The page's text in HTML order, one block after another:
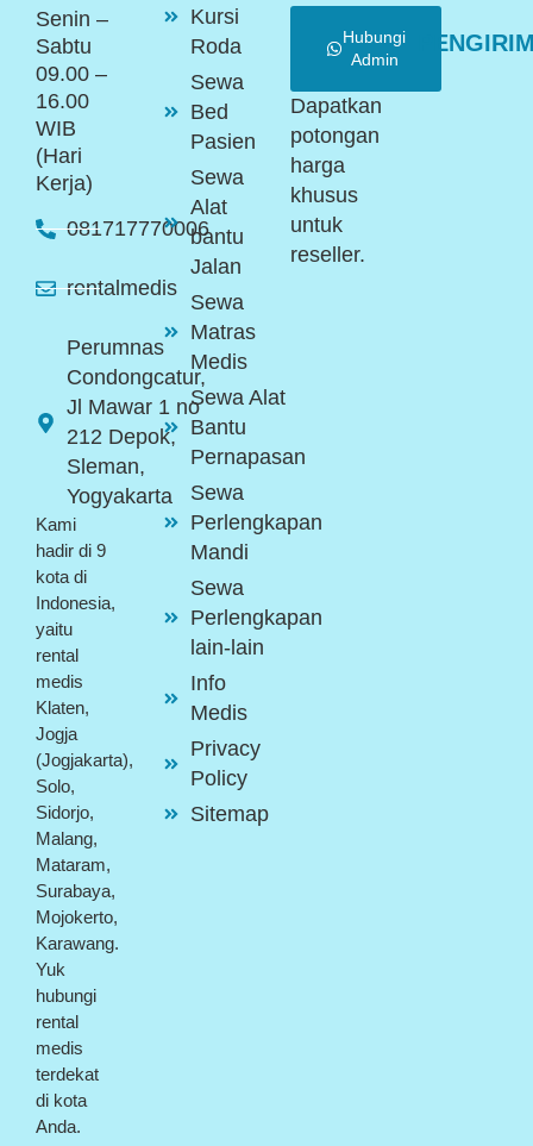
Senin –
Sabtu
09.00 –
16.00
WIB
(Hari
Kerja)
081717770006
rentalmedis
Perumnas
Condongcatur,
Jl Mawar 1 no
212 Depok,
Sleman,
Yogyakarta
Kami
hadir di 9
kota di
Indonesia,
yaitu
rental
medis
Klaten,
Jogja
(Jogjakarta),
Solo,
Sidorjo,
Malang,
Mataram,
Surabaya,
Mojokerto,
Karawang.
Yuk
hubungi
rental
medis
terdekat
di kota
Anda.
Kursi
Roda
Sewa
Bed
Pasien
Sewa
Alat
bantu
Jalan
Sewa
Matras
Medis
Sewa Alat
Bantu
Pernapasan
Sewa
Perlengkapan
Mandi
Sewa
Perlengkapan
lain-lain
Info
Medis
Privacy
Policy
Sitemap
Hubungi
Admin
Dapatkan
potongan
harga
khusus
untuk
reseller.